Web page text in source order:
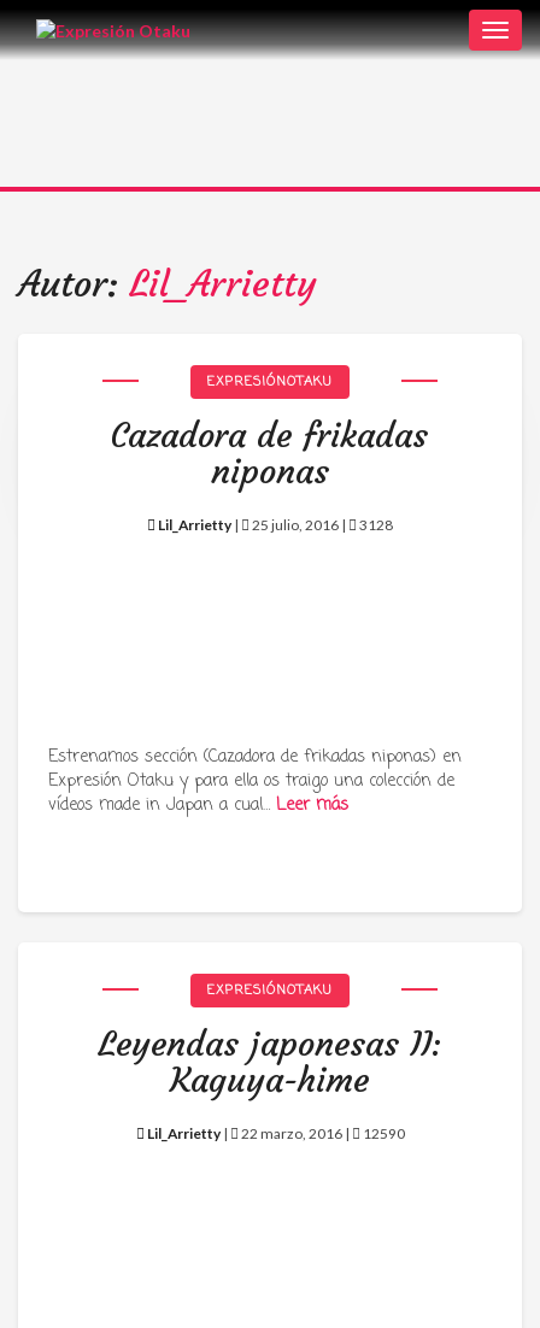
Tu radio y podcast sobre manga,
anime y cultura japonesa ツ
Autor: Lil_Arrietty
EXPRESIÓNOTAKU
Cazadora de frikadas
niponas
Lil_Arrietty | 25 julio, 2016 | 3128
Estrenamos sección (Cazadora de frikadas niponas) en
Expresión Otaku y para ella os traigo una colección de
vídeos made in Japan a cual… Leer más
EXPRESIÓNOTAKU
Leyendas japonesas II:
Kaguya-hime
Lil_Arrietty| 22 marzo, 2016 | 12590